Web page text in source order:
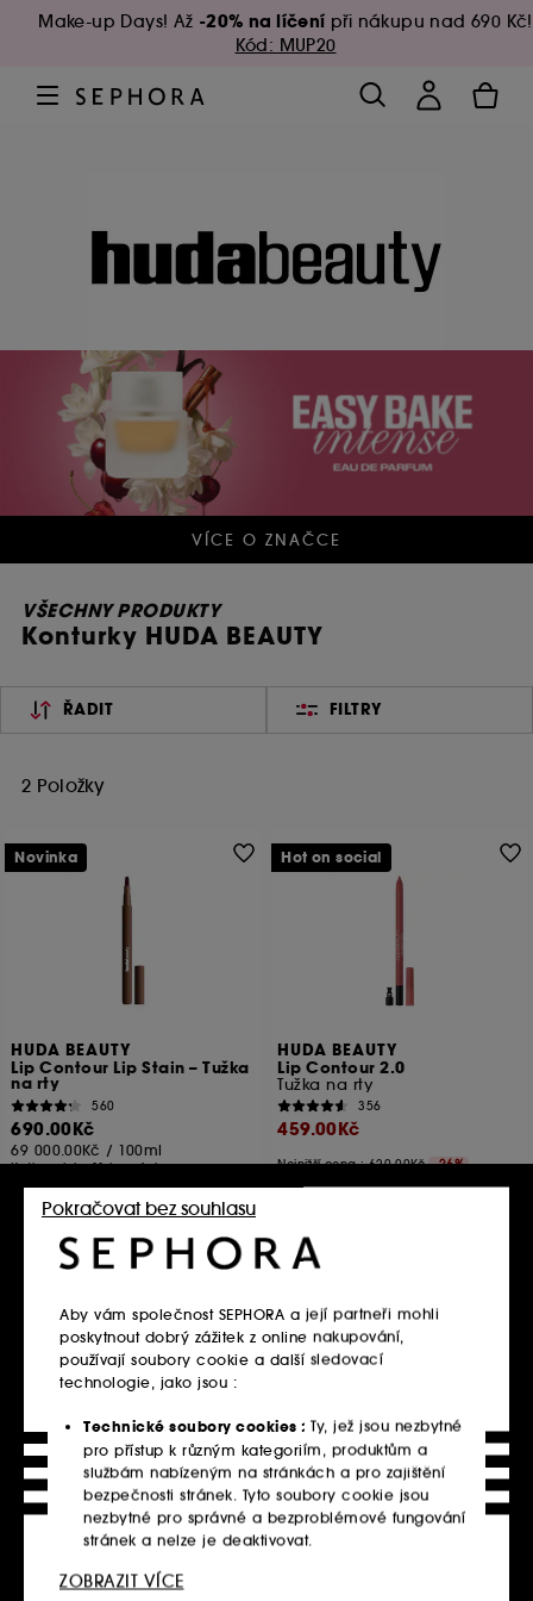
Make-up Days! Až -20% na líčení při nákupu nad 690 Kč!
Kód: MUP20
VÍCE O ZNAČCE
VŠECHNY PRODUKTY
Konturky HUDA BEAUTY
ŘADIT FILTRY
2 Položky
HUDA BEAUTY
Lip Contour Lip Stain – Tužka
na rty
560
690.00Kč
69 000.00Kč / 100ml
K dispozici v 11 barvách
Vložit do košíku
Novinka
HUDA BEAUTY
Lip Contour 2.0
Tužka na rty
356
459.00Kč
Nejnižší cena : 620.00Kč -26%
91 800.00Kč /100g
Hot on social
HUDA BEAUTY Rty Konturky
Nejoblíbenější produkty
Objevte právě teď nejoblíbenější produkty.
Aby vám společnost SEPHORA a její partneři mohli
poskytnout dobrý zážitek z online nakupování,
používají soubory cookie a další sledovací
technologie, jako jsou :
Technické soubory cookies : Ty, jež jsou nezbytné
pro přístup k různým kategoriím, produktům a
službám nabízeným na stránkách a pro zajištění
bezpečnosti stránek. Tyto soubory cookie jsou
nezbytné pro správné a bezproblémové fungování
stránek a nelze je deaktivovat.
Personalizační soubory cookie :
Pokračovat bez souhlasu
ZOBRAZIT VÍCE